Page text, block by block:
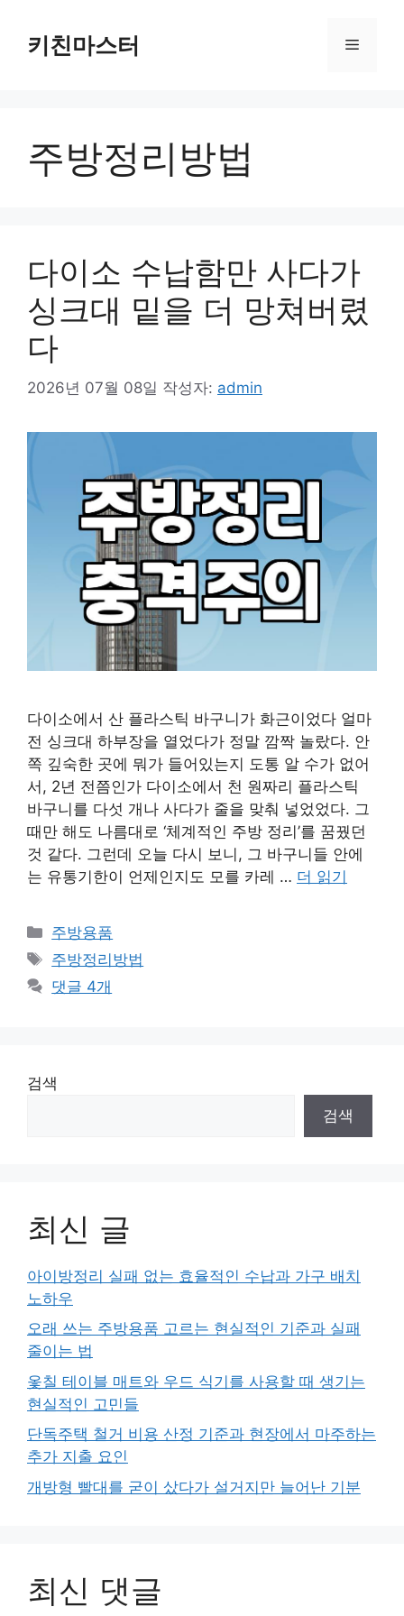
키친마스터 메
주방정리방법
다이소 수납함만 사다가
싱크대 밑을 더 망쳐버렸
다
2026년 07월 08일 작성자: admin
다이소에서 산 플라스틱 바구니가 화근이었다 얼마
전 싱크대 하부장을 열었다가 정말 깜짝 놀랐다. 안
쪽 깊숙한 곳에 뭐가 들어있는지 도통 알 수가 없어
서, 2년 전쯤인가 다이소에서 천 원짜리 플라스틱
바구니를 다섯 개나 사다가 줄을 맞춰 넣었었다. 그
때만 해도 나름대로 ‘체계적인 주방 정리’를 꿈꿨던
것 같다. 그런데 오늘 다시 보니, 그 바구니들 안에
는 유통기한이 언제인지도 모를 카레 … 더 읽기
카
테
고
리
주방용품
태
그
주방정리방법
댓글 4개
검색
검색
최신 글
아이방정리 실패 없는 효율적인 수납과 가구 배치
노하우
오래 쓰는 주방용품 고르는 현실적인 기준과 실패
줄이는 법
옻칠 테이블 매트와 우드 식기를 사용할 때 생기는
현실적인 고민들
단독주택 철거 비용 산정 기준과 현장에서 마주하는
추가 지출 요인
개방형 빨대를 굳이 샀다가 설거지만 늘어난 기분
최신 댓글